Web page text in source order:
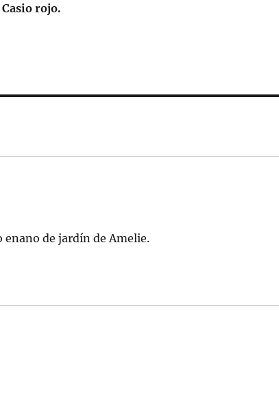
rojo.
de jardín de Amelie.